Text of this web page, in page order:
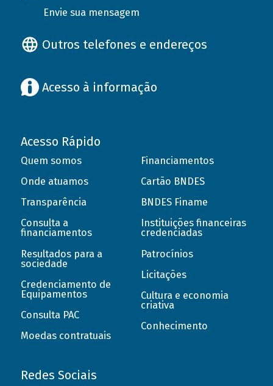
Envie sua mensagem
Outros telefones e endereços
Acesso à informação
Acesso Rápido
Quem somos
Onde atuamos
Transparência
Consulta a
financiamentos
Resultados para a
sociedade
Credenciamento de
Equipamentos
Consulta PAC
Moedas contratuais
Financiamentos
Cartão BNDES
BNDES Finame
Instituições financeiras
credenciadas
Patrocínios
Licitações
Cultura e economia
criativa
Conhecimento
Redes Sociais